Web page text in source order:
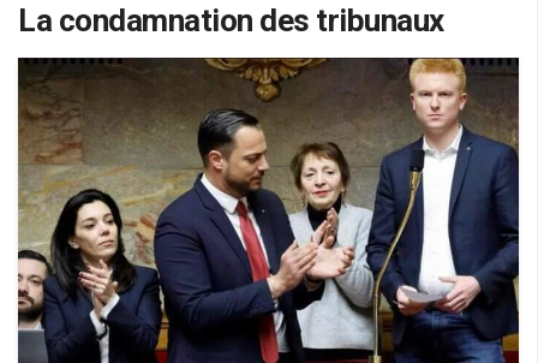
La condamnation des tribunaux